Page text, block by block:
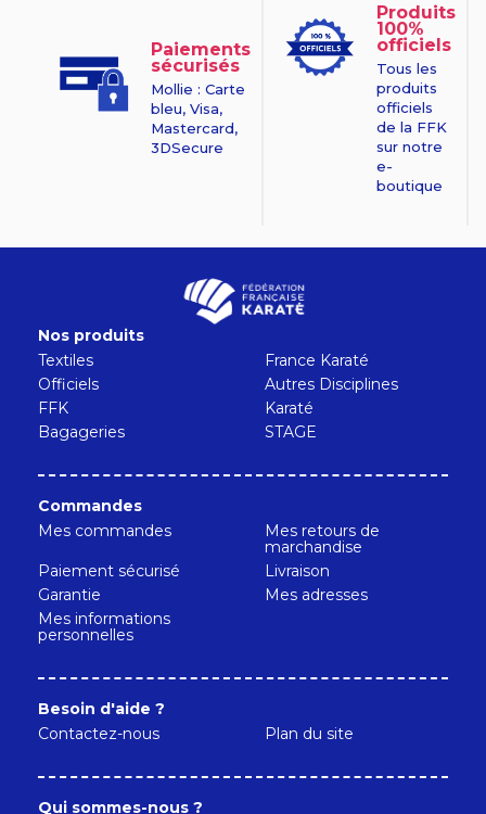
Paiements
sécurisés
Mollie : Carte
bleu, Visa,
Mastercard,
3DSecure
Produits
100%
officiels
Tous les
produits
officiels
de la FFK
sur notre
e-
boutique
Nos produits
Textiles
France Karaté
Officiels
Autres Disciplines
FFK
Karaté
Bagageries
STAGE
Commandes
Mes commandes
Mes retours de
marchandise
Paiement sécurisé
Livraison
Garantie
Mes adresses
Mes informations
personnelles
Besoin d'aide ?
Contactez-nous
Plan du site
Qui sommes-nous ?